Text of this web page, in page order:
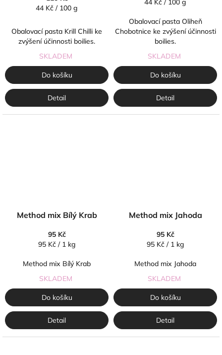
Měrná
44 Kč / 100 g
Obalovací pasta Krill Chilli ke
zvýšení účinnosti boilies.
SKLADEM
Do košíku
Detail
44 Kč / 100 g
Obalovací pasta Oliheň
Chobotnice ke zvýšení účinnosti
boilies.
SKLADEM
Do košíku
Detail
Method mix Bílý Krab
95 Kč
Měrná
95 Kč / 1 kg
Method mix Bílý Krab
SKLADEM
Do košíku
Detail
Method mix Jahoda
95 Kč
Měrná
95 Kč / 1 kg
Method mix Jahoda
SKLADEM
Do košíku
Detail